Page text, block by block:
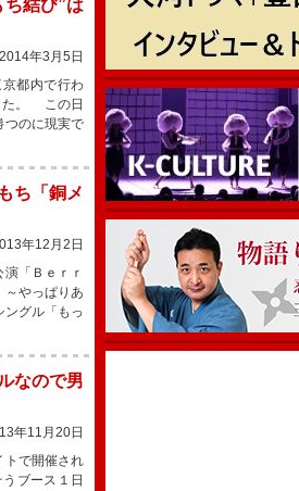
結び”は
2014年3月5日
都内で行わ
た。 この日
つのに現実で
ち「銅メ
年12月2日
「Ｂｅｒｒ
やっぱりあ
グル「もっ
なので男
年11月20日
で開催され
ブース１日